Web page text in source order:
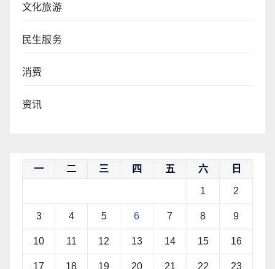
文化旅游
民生服务
消费
资讯
一 二 三 四 五 六 日
1 2
3 4 5 6 7 8 9
10 11 12 13 14 15 16
17 18 19 20 21 22 23